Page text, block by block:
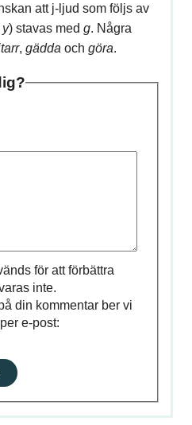
att j-ljud som följs av
y) stavas med g. Några
, gädda och göra.
för att förbättra
inte.
din kommentar ber vi
e-post: